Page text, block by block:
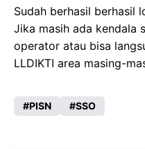
Sudah berhasil berhasil
Jika masih ada kendala
operator atau bisa
LLDIKTI area masing-
PISN SSO